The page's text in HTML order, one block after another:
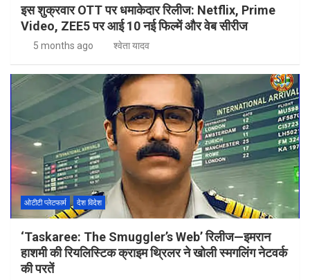
इस शुक्रवार OTT पर धमाकेदार रिलीज: Netflix, Prime
Video, ZEE5 पर आई 10 नई फिल्में और वेब सीरीज
5 months ago श्वेता यादव
ओटीटी प्लेटफार्म देश विदेश
‘Taskaree: The Smuggler’s Web’ रिलीज—इमरान
हाशमी की रियलिस्टिक क्राइम थ्रिलर ने खोली स्मगलिंग नेटवर्क
की परतें